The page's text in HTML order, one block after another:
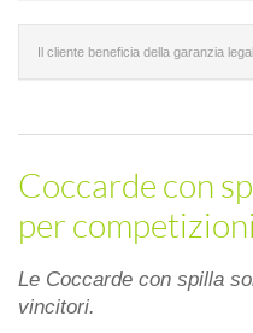
Il cliente beneficia della garanzia
Coccarde con
per
Le Coccarde con spilla
vincitori.